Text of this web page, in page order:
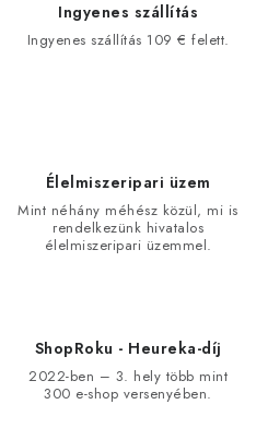
Ingyenes szállítás
Ingyenes szállítás 109 € felett.
Élelmiszeripari üzem
Mint néhány méhész közül, mi is
rendelkezünk hivatalos
élelmiszeripari üzemmel.
ShopRoku - Heureka-díj
2022-ben – 3. hely több mint
300 e-shop versenyében.